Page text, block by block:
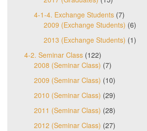
4-1-4. Exchange Students (7)
2009 (Exchange Students) (6)
2013 (Exchange Students) (1)
4-2. Seminar Class (122)
2008 (Seminar Class) (7)
2009 (Seminar Class) (10)
2010 (Seminar Class) (29)
2011 (Seminar Class) (28)
2012 (Seminar Class) (27)